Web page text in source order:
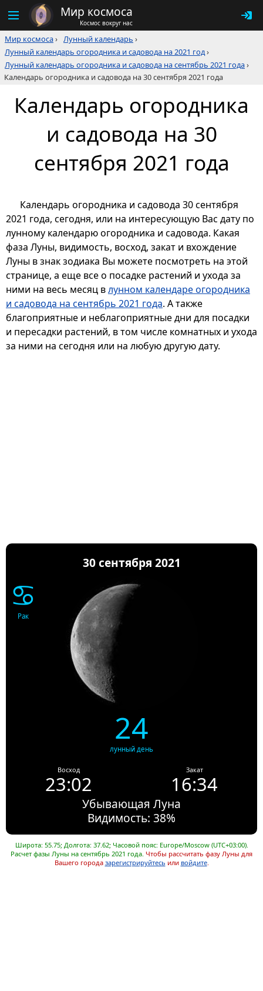
Мир космоса
Космос вокруг нас
Мир космоса› Лунный календарь ›
Лунный календарь огородника и садовода на 2021 год›
Лунный календарь огородника и садовода на сентябрь 2021 года›
Календарь огородника и садовода на 30 сентября 2021 года
Календарь огородника
и садовода на 30
сентября 2021 года
Календарь огородника и садовода 30 сентября
2021 года, сегодня, или на интересующую Вас дату по
лунному календарю огородника и садовода. Какая
фаза Луны, видимость, восход, закат и вхождение
Луны в знак зодиака Вы можете посмотреть на этой
странице, а еще все о посадке растений и ухода за
ними на весь месяц влунном календаре огородника
и садовода на сентябрь 2021 года. А также
благоприятные и неблагоприятные дни для посадки
и пересадки растений, в том числе комнатных и ухода
за ними на сегодня или на любую другую дату.
30 сентября 2021
♋
Рак
24
лунный день
Восход
23:02
Закат
16:34
Убывающая Луна
Видимость: 38%
Широта: 55.75; Долгота: 37.62; Часовой пояс: Europe/Moscow (UTC+03:00).
Расчет фазы Луны на сентябрь 2021 года. Чтобы рассчитать фазу Луны для
Вашего города зарегистрируйтесь или войдите.